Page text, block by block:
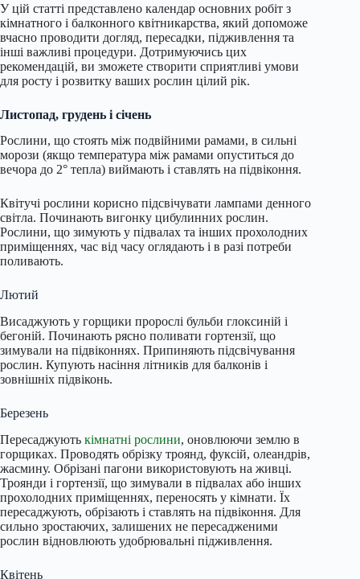
У цій статті представлено календар основних робіт з
кімнатного і балконного квітникарства, який допоможе
вчасно проводити догляд, пересадки, підживлення та
інші важливі процедури. Дотримуючись цих
рекомендацій, ви зможете створити сприятливі умови
для росту і розвитку ваших рослин цілий рік.
Листопад, грудень і січень
Рослини, що стоять між подвійними рамами, в сильні
морози (якщо температура між рамами опуститься до
вечора до 2° тепла) виймають і ставлять на підвіконня.
Квітучі рослини корисно підсвічувати лампами денного
світла. Починають вигонку цибулинних рослин.
Рослини, що зимують у підвалах та інших прохолодних
приміщеннях, час від часу оглядають і в разі потреби
поливають.
Лютий
Висаджують у горщики пророслі бульби глоксиній і
бегоній. Починають рясно поливати гортензії, що
зимували на підвіконнях. Припиняють підсвічування
рослин. Купують насіння літників для балконів і
зовнішніх підвіконь.
Березень
Пересаджують кімнатні рослини, оновлюючи землю в
горщиках. Проводять обрізку троянд, фуксій, олеандрів,
жасмину. Обрізані пагони використовують на живці.
Троянди і гортензії, що зимували в підвалах або інших
прохолодних приміщеннях, переносять у кімнати. Їх
пересаджують, обрізають і ставлять на підвіконня. Для
сильно зростаючих, залишених не пересадженими
рослин відновлюють удобрювальні підживлення.
Квітень